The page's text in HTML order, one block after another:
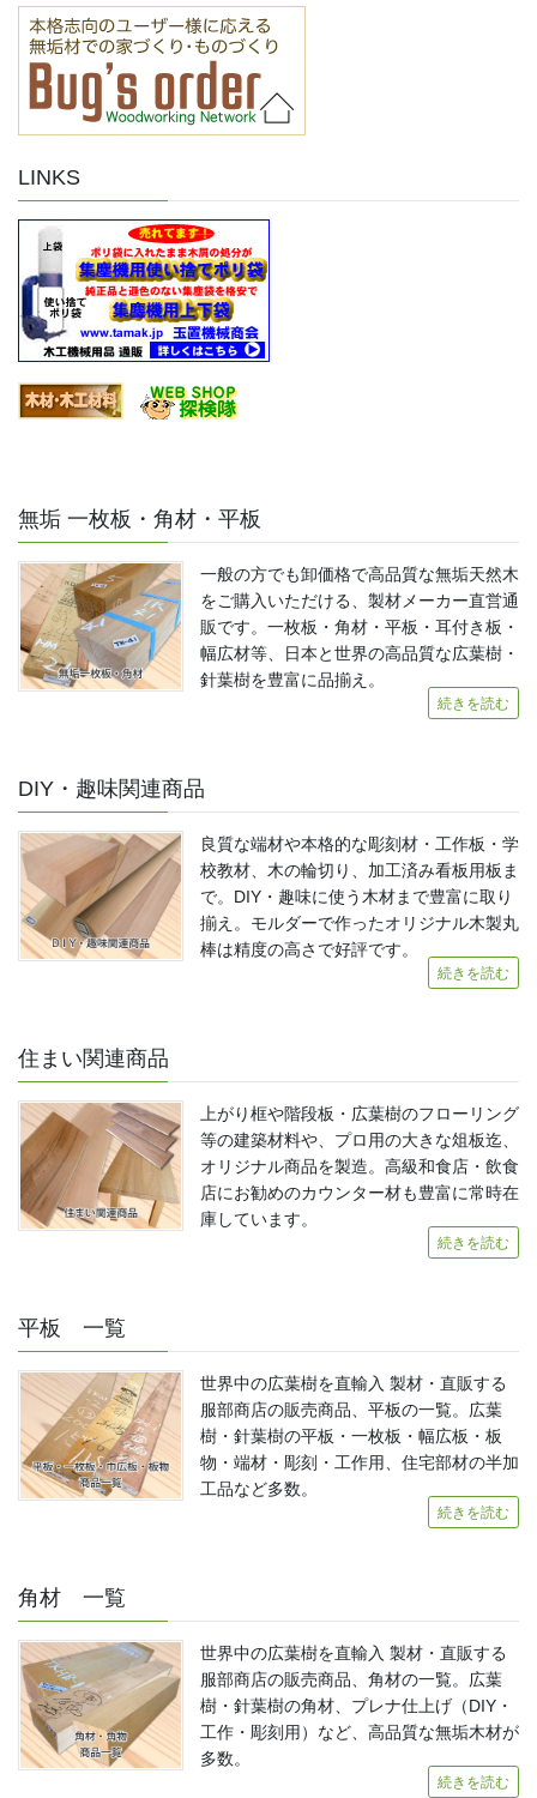
LINKS
無垢 一枚板・角材・平板
一般の方でも卸価格で高品質な無垢天然木
をご購入いただける、製材メーカー直営通
販です。一枚板・角材・平板・耳付き板・
幅広材等、日本と世界の高品質な広葉樹・
針葉樹を豊富に品揃え。
続きを読む
DIY・趣味関連商品
良質な端材や本格的な彫刻材・工作板・学
校教材、木の輪切り、加工済み看板用板ま
で。DIY・趣味に使う木材まで豊富に取り
揃え。モルダーで作ったオリジナル木製丸
棒は精度の高さで好評です。
続きを読む
住まい関連商品
上がり框や階段板・広葉樹のフローリング
等の建築材料や、プロ用の大きな俎板迄、
オリジナル商品を製造。高級和食店・飲食
店にお勧めのカウンター材も豊富に常時在
庫しています。
続きを読む
平板 一覧
世界中の広葉樹を直輸入 製材・直販する
服部商店の販売商品、平板の一覧。広葉
樹・針葉樹の平板・一枚板・幅広板・板
物・端材・彫刻・工作用、住宅部材の半加
工品など多数。
続きを読む
角材 一覧
世界中の広葉樹を直輸入 製材・直販する
服部商店の販売商品、角材の一覧。広葉
樹・針葉樹の角材、プレナ仕上げ（DIY・
工作・彫刻用）など、高品質な無垢木材が
多数。
続きを読む